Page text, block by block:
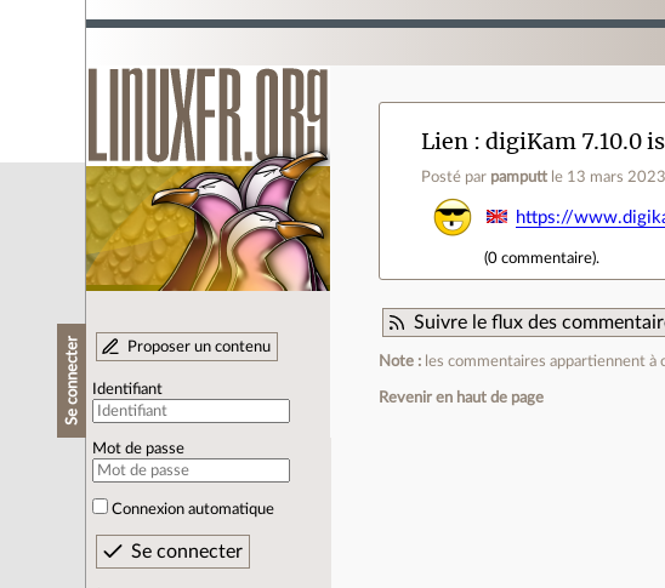
Se connecter Proposer un contenu
Identifiant
Mot de passe
Connexion automatique
Lien digiKam 7.10.0
Posté par pamputt le 13 mars
https://
(0 commentaire).
Suivre le flux des
Note : les commentaires appartiennent à
Revenir en haut de page